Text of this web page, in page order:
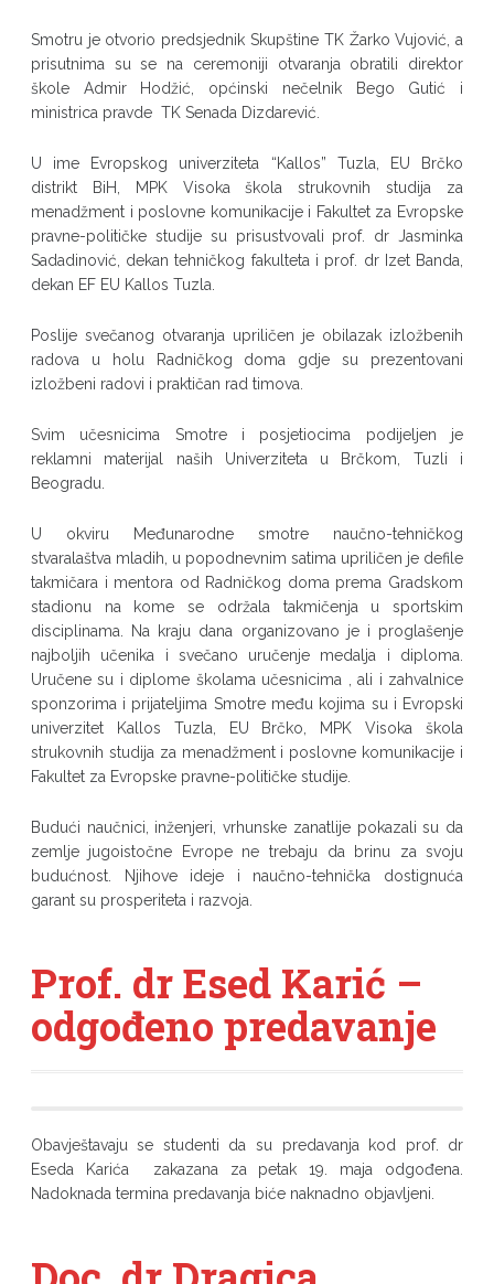
Smotru je otvorio predsjednik Skupštine TK Žarko Vujović, a
prisutnima su se na ceremoniji otvaranja obratili direktor
škole Admir Hodžić, općinski nečelnik Bego Gutić i
ministrica pravde TK Senada Dizdarević.
U ime Evropskog univerziteta “Kallos” Tuzla, EU Brčko
distrikt BiH, MPK Visoka škola strukovnih studija za
menadžment i poslovne komunikacije i Fakultet za Evropske
pravne-političke studije su prisustvovali prof. dr Jasminka
Sadadinović, dekan tehničkog fakulteta i prof. dr Izet Banda,
dekan EF EU Kallos Tuzla.
Poslije svečanog otvaranja upriličen je obilazak izložbenih
radova u holu Radničkog doma gdje su prezentovani
izložbeni radovi i praktičan rad timova.
Svim učesnicima Smotre i posjetiocima podijeljen je
reklamni materijal naših Univerziteta u Brčkom, Tuzli i
Beogradu.
U okviru Međunarodne smotre naučno-tehničkog
stvaralaštva mladih, u popodnevnim satima upriličen je defile
takmičara i mentora od Radničkog doma prema Gradskom
stadionu na kome se održala takmičenja u sportskim
disciplinama. Na kraju dana organizovano je i proglašenje
najboljih učenika i svečano uručenje medalja i diploma.
Uručene su i diplome školama učesnicima , ali i zahvalnice
sponzorima i prijateljima Smotre među kojima su i Evropski
univerzitet Kallos Tuzla, EU Brčko, MPK Visoka škola
strukovnih studija za menadžment i poslovne komunikacije i
Fakultet za Evropske pravne-političke studije.
Budući naučnici, inženjeri, vrhunske zanatlije pokazali su da
zemlje jugoistočne Evrope ne trebaju da brinu za svoju
budućnost. Njihove ideje i naučno-tehnička dostignuća
garant su prosperiteta i razvoja.
Prof. dr Esed Karić –
odgođeno predavanje
Obavještavaju se studenti da su predavanja kod prof. dr
Eseda Karića zakazana za petak 19. maja odgođena.
Nadoknada termina predavanja biće naknadno objavljeni.